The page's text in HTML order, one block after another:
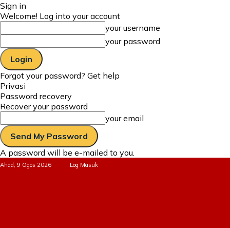
Sign in
Welcome! Log into your account
your username
your password
Forgot your password? Get help
Privasi
Password recovery
Recover your password
your email
A password will be e-mailed to you.
Ahad, 9 Ogos 2026 Log Masuk